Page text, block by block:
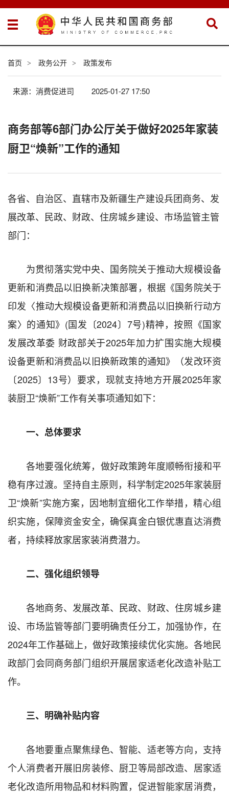
首页 > 政务公开 > 政策发布
来源：消费促进司 2025-01-27 17:50
商务部等6部门办公厅关于做好2025年家装
厨卫“焕新”工作的通知
各省、自治区、直辖市及新疆生产建设兵团商务、发
展改革、民政、财政、住房城乡建设、市场监管主管
部门：
为贯彻落实党中央、国务院关于推动大规模设备
更新和消费品以旧换新决策部署，根据《国务院关于
印发〈推动大规模设备更新和消费品以旧换新行动方
案〉的通知》(国发〔2024〕7号)精神，按照《国家
发展改革委 财政部关于2025年加力扩围实施大规模
设备更新和消费品以旧换新政策的通知》（发改环资
〔2025〕13号）要求，现就支持地方开展2025年家
装厨卫“焕新”工作有关事项通知如下：
一、总体要求
各地要强化统筹，做好政策跨年度顺畅衔接和平
稳有序过渡。坚持自主原则，科学制定2025年家装厨
卫“焕新”实施方案，因地制宜细化工作举措，精心组
织实施，保障资金安全，确保真金白银优惠直达消费
者，持续释放家居家装消费潜力。
二、强化组织领导
各地商务、发展改革、民政、财政、住房城乡建
设、市场监管等部门要明确责任分工，加强协作，在
2024年工作基础上，做好政策接续优化实施。各地民
政部门会同商务部门组织开展居家适老化改造补贴工
作。
三、明确补贴内容
各地要重点聚焦绿色、智能、适老等方向，支持
个人消费者开展旧房装修、厨卫等局部改造、居家适
老化改造所用物品和材料购置，促进智能家居消费，